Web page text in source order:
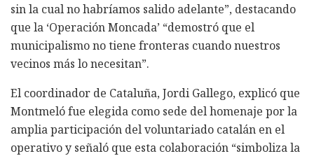
sin la cual no habríamos salido adelante”, destacando
que la ‘Operación Moncada’ “demostró que el
municipalismo no tiene fronteras cuando nuestros
vecinos más lo necesitan”.
El coordinador de Cataluña, Jordi Gallego, explicó que
Montmeló fue elegida como sede del homenaje por la
amplia participación del voluntariado catalán en el
operativo y señaló que esta colaboración “simboliza la